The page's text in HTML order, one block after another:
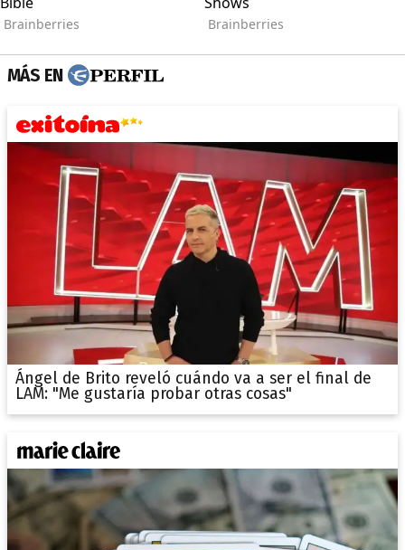
MÁS EN
Ángel de Brito reveló cuándo va a ser el final de
LAM: "Me gustaría probar otras cosas"